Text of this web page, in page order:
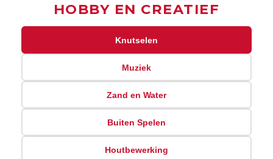
HOBBY EN CREATIEF
Knutselen
Muziek
Zand en Water
Buiten Spelen
Houtbewerking